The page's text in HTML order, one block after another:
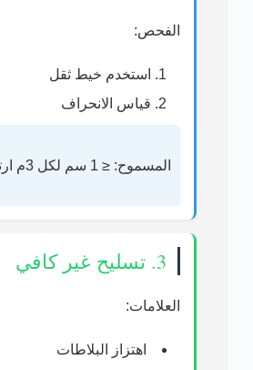
الفحص:
استخدم خيط ثقل
قياس الانحراف
المسموح: ≤ 1 سم لكل 3م ارتفاع
3. تسليح غير كافي
العلامات:
اهتزاز البلاطات